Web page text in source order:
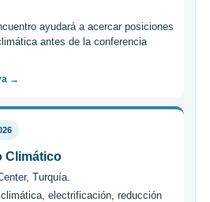
ayudará a acercar posiciones
antes de la conferencia
→
Climático
Turquía.
electrificación, reducción